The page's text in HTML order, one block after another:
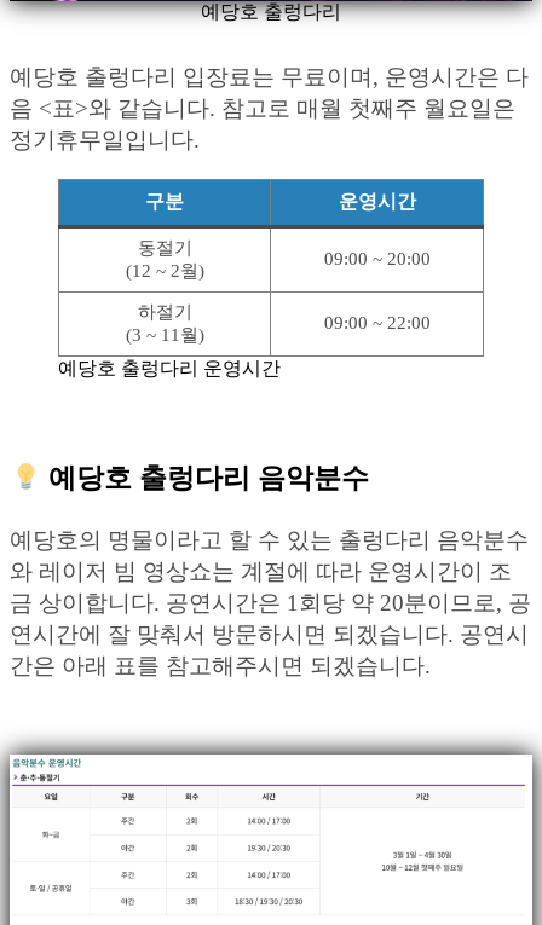
예당호 출렁다리
예당호 출렁다리 입장료는 무료이며, 운영시간은 다
음 <표>와 같습니다. 참고로 매월 첫째주 월요일은
정기휴무일입니다.
구분 운영시간
동절기
(12 ~ 2월)
09:00 ~ 20:00
하절기
(3 ~ 11월)
09:00 ~ 22:00
예당호 출렁다리 운영시간
예당호 출렁다리 음악분수
예당호의 명물이라고 할 수 있는 출렁다리 음악분수
와 레이저 빔 영상쇼는 계절에 따라 운영시간이 조
금 상이합니다. 공연시간은 1회당 약 20분이므로, 공
연시간에 잘 맞춰서 방문하시면 되겠습니다. 공연시
간은 아래 표를 참고해주시면 되겠습니다.